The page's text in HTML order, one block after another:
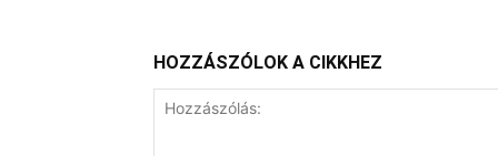
HOZZÁSZÓLOK A CIKKHEZ